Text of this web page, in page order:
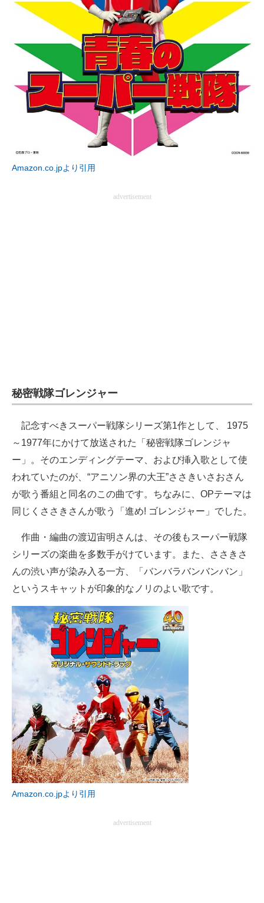
IT製品の技術・比較・事例
製造業のIT導入・活用を支援
モノづくり技術者専門サイト
エレクトロニクス専門サイト
電子設計の基本と応用
エネルギーの専門メディア
建設×テクノロジーの最前線
ちょっと気になるネットの話題
Amazon.co.jpより引用
advertisement
秘密戦隊ゴレンジャー
記念すべきスーパー戦隊シリーズ第1作として、 1975
～1977年にかけて放送された「秘密戦隊ゴレンジャ
ー」。そのエンディングテーマ、および挿入歌として使
われていたのが、“アニソン界の大王”ささきいさおさん
が歌う番組と同名のこの曲です。ちなみに、OPテーマは
同じくささきさんが歌う「進め! ゴレンジャー」でした。
作曲・編曲の渡辺宙明さんは、その後もスーパー戦隊
シリーズの楽曲を多数手がけています。また、ささきさ
んの渋い声が染み入る一方、「バンバラバンバンバン」
というスキャットが印象的なノリのよい歌です。
Amazon.co.jpより引用
advertisement